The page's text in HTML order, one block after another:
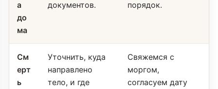
а
до
ма
документов. порядок.
См
ерт
ь
Уточнить, куда
направлено
тело, и где
Свяжемся с
моргом,
согласуем дату